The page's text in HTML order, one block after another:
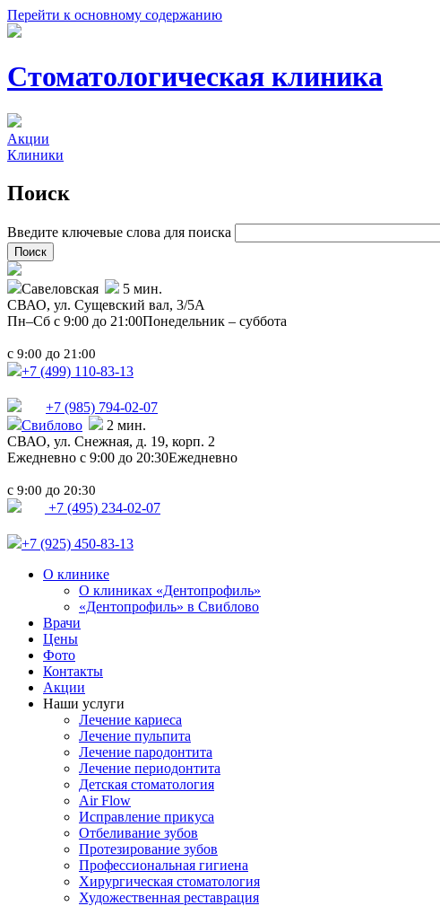
Перейти к основному содержанию
Стоматологическая клиника
Акции
Клиники
Поиск
Введите ключевые слова для поиска
Савеловская
5 мин.
СВАО, ул. Сущевский вал, 3/5А
Пн–Сб с 9:00 до 21:00Понедельник – суббота
с 9:00 до 21:00
+7 (499) 110-83-13
+7 (985) 794-02-07
Свиблово
2 мин.
СВАО, ул. Снежная, д. 19, корп. 2
Ежедневно с 9:00 до 20:30Ежедневно
с 9:00 до 20:30
+7 (495) 234-02-07
+7 (925) 450-83-13
О клинике
О клиниках «Дентопрофиль»
«Дентопрофиль» в Свиблово
Врачи
Цены
Фото
Контакты
Акции
Наши услуги
Лечение кариеса
Лечение пульпита
Лечение пародонтита
Лечение периодонтита
Детская стоматология
Air Flow
Исправление прикуса
Отбеливание зубов
Протезирование зубов
Профессиональная гигиена
Хирургическая стоматология
Художественная реставрация